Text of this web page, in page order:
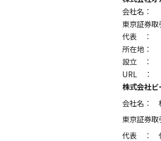
会社名：
東京証券
代表 ：
所在地：
設立 ：
URL
株式会社
会社名：
東京証券
代表 ：